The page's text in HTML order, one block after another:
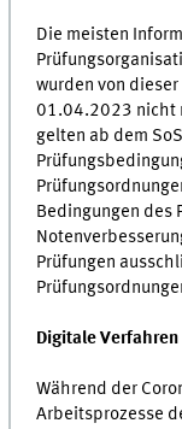
Die meisten
wurden von
01.04.2023 nicht
gelten ab dem
Bedingungen des
Prüfungen
Digitale Verfahren
Während der
Arbeitsprozesse